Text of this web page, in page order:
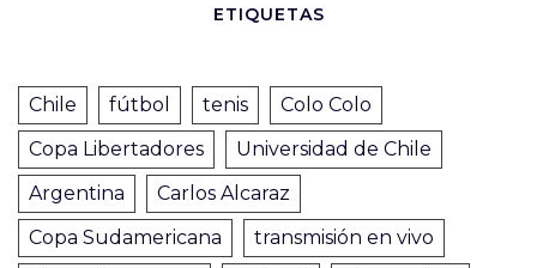
ETIQUETAS
Chile fútbol tenis
Colo Colo
Copa Libertadores
Universidad de Chile
Argentina
Carlos Alcaraz
Copa Sudamericana
transmisión en vivo